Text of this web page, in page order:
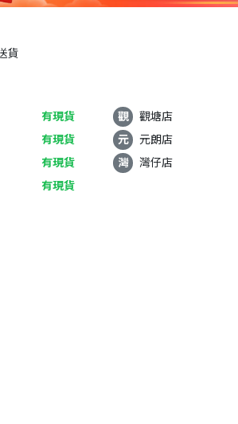
貨
有現貨 觀 觀塘店
有現貨 元 元朗店
有現貨 灣 灣仔店
有現貨